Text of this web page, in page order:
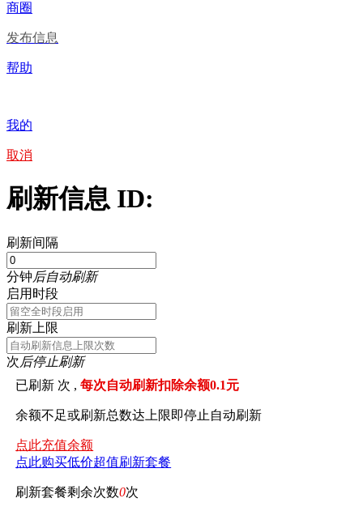
商圈
发布信息
帮助
我的
取消
刷新信息 ID:
刷新间隔
分钟后自动刷新
启用时段
刷新上限
次后停止刷新
已刷新 次 ,每次自动刷新扣除余额0.1元
余额不足或刷新总数达上限即停止自动刷新
点此充值余额
点此购买低价超值刷新套餐
刷新套餐剩余次数0次